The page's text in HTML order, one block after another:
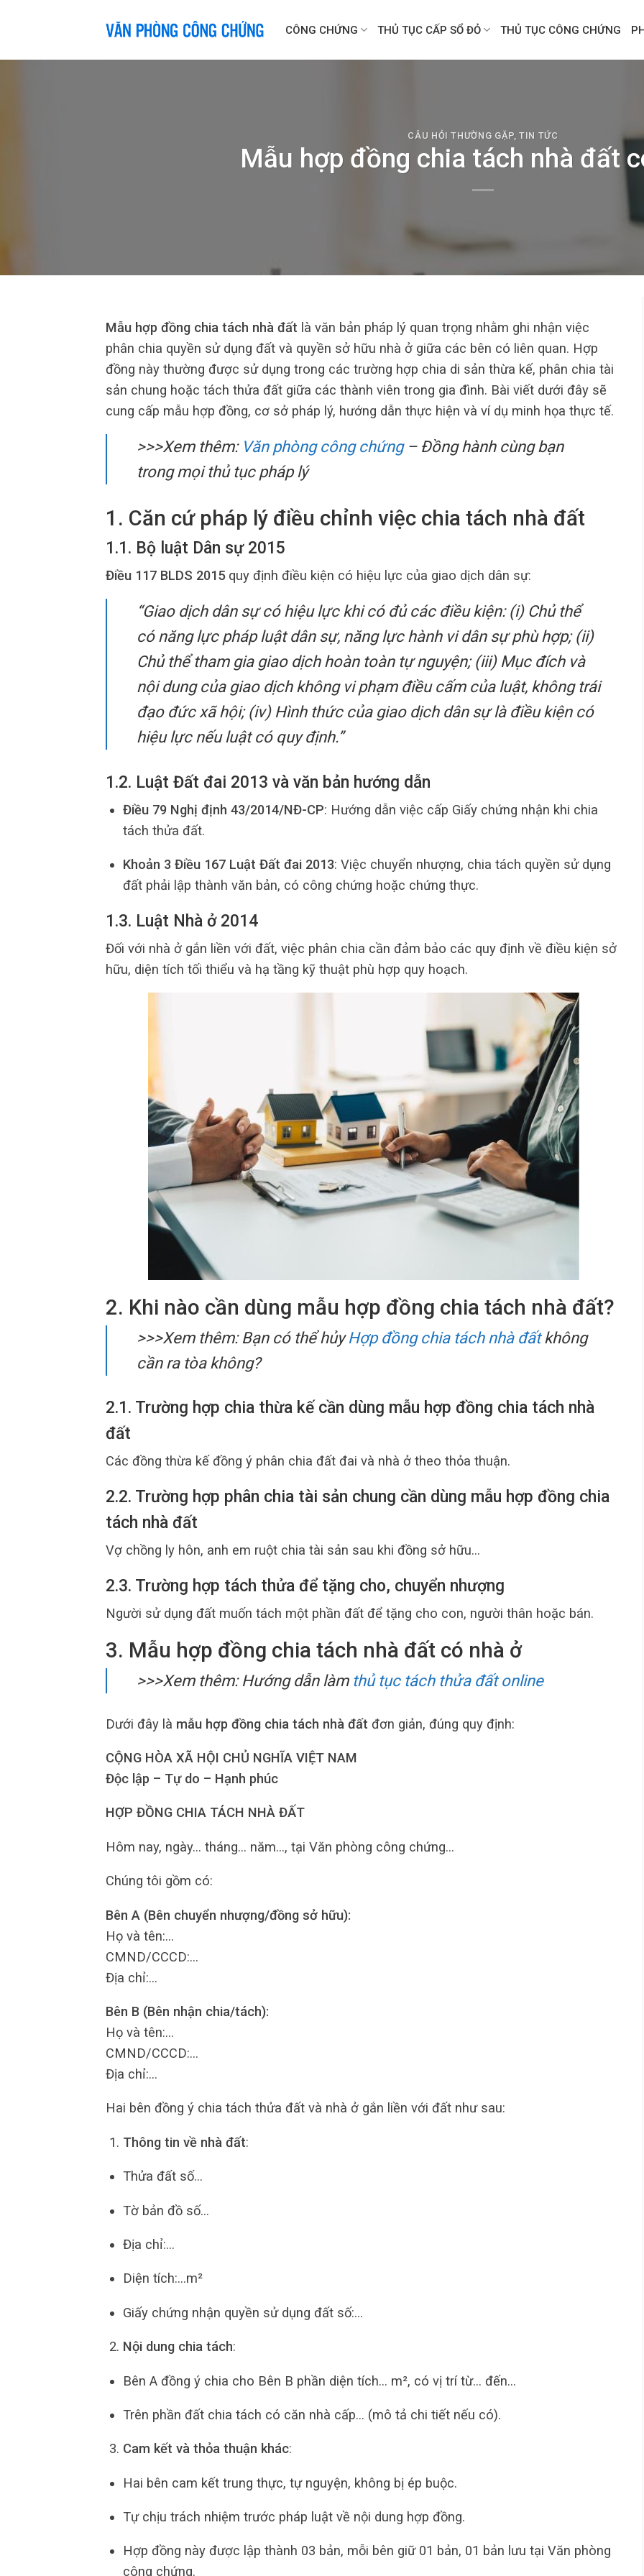
CÔNG CHỨNG THỦ TỤC CẤP SỔ ĐỎ THỦ TỤC CÔNG CHỨNG
CÂU HỎI THƯỜNG GẶP,TIN TỨC
Mẫu hợp đồng chia tách nhà đất
Mẫu hợp đồng chia tách nhà đất là văn bản pháp lý quan trọng nhằm ghi nhận việc
phân chia quyền sử dụng đất và quyền sở hữu nhà ở giữa các bên có liên quan. Hợp
đồng này thường được sử dụng trong các trường hợp chia di sản thừa kế, phân chia tài
sản chung hoặc tách thửa đất giữa các thành viên trong gia đình. Bài viết dưới đây sẽ
cung cấp mẫu hợp đồng, cơ sở pháp lý, hướng dẫn thực hiện và ví dụ minh họa thực tế.
>>>Xem thêm: Văn phòng công chứng– Đồng hành cùng bạn
trong mọi thủ tục pháp lý
1. Căn cứ pháp lý điều chỉnh việc chia tách nhà đất
1.1. Bộ luật Dân sự 2015
Điều 117 BLDS 2015quy định điều kiện có hiệu lực của giao dịch dân sự:
“Giao dịch dân sự có hiệu lực khi có đủ các điều kiện: (i) Chủ thể
có năng lực pháp luật dân sự, năng lực hành vi dân sự phù hợp; (ii)
Chủ thể tham gia giao dịch hoàn toàn tự nguyện; (iii) Mục đích và
nội dung của giao dịch không vi phạm điều cấm của luật, không trái
đạo đức xã hội; (iv) Hình thức của giao dịch dân sự là điều kiện có
hiệu lực nếu luật có quy định.”
1.2. Luật Đất đai 2013 và văn bản hướng dẫn
Điều 79 Nghị định 43/2014/NĐ-CP: Hướng dẫn việc cấp Giấy chứng nhận khi chia
tách thửa đất.
Khoản 3 Điều 167 Luật Đất đai 2013: Việc chuyển nhượng, chia tách quyền sử dụng
đất phải lập thành văn bản, có công chứng hoặc chứng thực.
1.3. Luật Nhà ở 2014
Đối với nhà ở gắn liền với đất, việc phân chia cần đảm bảo các quy định về điều kiện sở
hữu, diện tích tối thiểu và hạ tầng kỹ thuật phù hợp quy hoạch.
2. Khi nào cần dùng mẫu hợp đồng chia tách nhà đất?
>>>Xem thêm: Bạn có thể hủyHợp đồng chia tách nhà đấtkhông
cần ra tòa không?
2.1. Trường hợp chia thừa kế cần dùng mẫu hợp đồng chia tách nhà
đất
Các đồng thừa kế đồng ý phân chia đất đai và nhà ở theo thỏa thuận.
2.2. Trường hợp phân chia tài sản chung cần dùng mẫu hợp đồng chia
tách nhà đất
Vợ chồng ly hôn, anh em ruột chia tài sản sau khi đồng sở hữu…
2.3. Trường hợp tách thửa để tặng cho, chuyển nhượng
Người sử dụng đất muốn tách một phần đất để tặng cho con, người thân hoặc bán.
3. Mẫu hợp đồng chia tách nhà đất có nhà ở
>>>Xem thêm: Hướng dẫn làm thủ tục tách thửa đất online
Dưới đây là mẫu hợp đồng chia tách nhà đất đơn giản, đúng quy định:
CỘNG HÒA XÃ HỘI CHỦ NGHĨA VIỆT NAM
Độc lập – Tự do – Hạnh phúc
HỢP ĐỒNG CHIA TÁCH NHÀ ĐẤT
Hôm nay, ngày… tháng… năm…, tại Văn phòng công chứng…
Chúng tôi gồm có:
Bên A (Bên chuyển nhượng/đồng sở hữu):
Họ và tên:…
CMND/CCCD:…
Địa chỉ:…
Bên B (Bên nhận chia/tách):
Họ và tên:…
CMND/CCCD:…
Địa chỉ:…
Hai bên đồng ý chia tách thửa đất và nhà ở gắn liền với đất như sau:
Thông tin về nhà đất:
Thửa đất số…
Tờ bản đồ số…
Địa chỉ:…
Diện tích:…m²
Giấy chứng nhận quyền sử dụng đất số:…
Nội dung chia tách:
Bên A đồng ý chia cho Bên B phần diện tích… m², có vị trí từ… đến…
Trên phần đất chia tách có căn nhà cấp… (mô tả chi tiết nếu có).
Cam kết và thỏa thuận khác:
Hai bên cam kết trung thực, tự nguyện, không bị ép buộc.
Tự chịu trách nhiệm trước pháp luật về nội dung hợp đồng.
Hợp đồng này được lập thành 03 bản, mỗi bên giữ 01 bản, 01 bản lưu tại Văn phòng
công chứng.